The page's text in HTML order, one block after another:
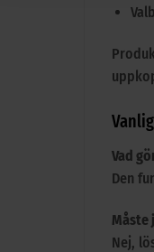
Vad
Den
Måste
Nej,